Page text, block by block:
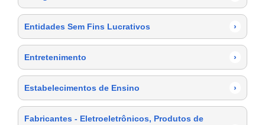
Entidades Sem Fins Lucrativos ›
Entretenimento ›
Estabelecimentos de Ensino ›
Fabricantes - Eletroeletrônicos, Produtos de